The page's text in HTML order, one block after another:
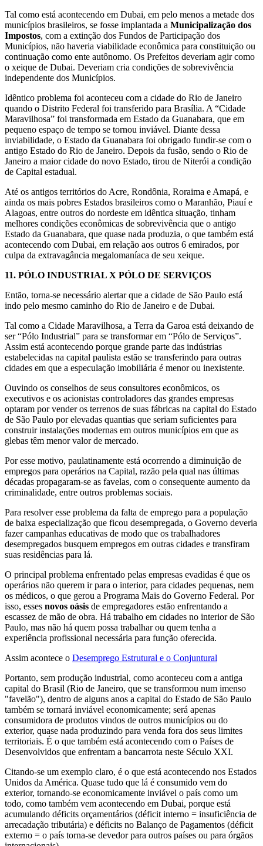
Tal como está acontecendo em Dubai, em pelo menos a metade dos
municípios brasileiros, se fosse implantada a Municipalização dos
Impostos, com a extinção dos Fundos de Participação dos
Municípios, não haveria viabilidade econômica para constituição ou
continuação como ente autônomo. Os Prefeitos deveriam agir como
o xeique de Dubai. Deveriam cria condições de sobrevivência
independente dos Municípios.
Idêntico problema foi aconteceu com a cidade do Rio de Janeiro
quando o Distrito Federal foi transferido para Brasília. A “Cidade
Maravilhosa” foi transformada em Estado da Guanabara, que em
pequeno espaço de tempo se tornou inviável. Diante dessa
inviabilidade, o Estado da Guanabara foi obrigado fundir-se com o
antigo Estado do Rio de Janeiro. Depois da fusão, sendo o Rio de
Janeiro a maior cidade do novo Estado, tirou de Niterói a condição
de Capital estadual.
Até os antigos territórios do Acre, Rondônia, Roraima e Amapá, e
ainda os mais pobres Estados brasileiros como o Maranhão, Piauí e
Alagoas, entre outros do nordeste em idêntica situação, tinham
melhores condições econômicas de sobrevivência que o antigo
Estado da Guanabara, que quase nada produzia, o que também está
acontecendo com Dubai, em relação aos outros 6 emirados, por
culpa da extravagância megalomaníaca de seu xeique.
11. PÓLO INDUSTRIAL X PÓLO DE SERVIÇOS
Então, torna-se necessário alertar que a cidade de São Paulo está
indo pelo mesmo caminho do Rio de Janeiro e de Dubai.
Tal como a Cidade Maravilhosa, a Terra da Garoa está deixando de
ser “Pólo Industrial” para se transformar em “Pólo de Serviços”.
Assim está acontecendo porque grande parte das indústrias
estabelecidas na capital paulista estão se transferindo para outras
cidades em que a especulação imobiliária é menor ou inexistente.
Ouvindo os conselhos de seus consultores econômicos, os
executivos e os acionistas controladores das grandes empresas
optaram por vender os terrenos de suas fábricas na capital do Estado
de São Paulo por elevadas quantias que seriam suficientes para
construir instalações modernas em outros municípios em que as
glebas têm menor valor de mercado.
Por esse motivo, paulatinamente está ocorrendo a diminuição de
empregos para operários na Capital, razão pela qual nas últimas
décadas propagaram-se as favelas, com o consequente aumento da
criminalidade, entre outros problemas sociais.
Para resolver esse problema da falta de emprego para a população
de baixa especialização que ficou desempregada, o Governo deveria
fazer campanhas educativas de modo que os trabalhadores
desempregados busquem empregos em outras cidades e transfiram
suas residências para lá.
O principal problema enfrentado pelas empresas evadidas é que os
operários não querem ir para o interior, para cidades pequenas, nem
os médicos, o que gerou a Programa Mais do Governo Federal. Por
isso, esses novos oásis de empregadores estão enfrentando a
escassez de mão de obra. Há trabalho em cidades no interior de São
Paulo, mas não há quem possa trabalhar ou quem tenha a
experiência profissional necessária para função oferecida.
Assim acontece o Desemprego Estrutural e o Conjuntural
Portanto, sem produção industrial, como aconteceu com a antiga
capital do Brasil (Rio de Janeiro, que se transformou num imenso
"favelão"), dentro de alguns anos a capital do Estado de São Paulo
também se tornará inviável economicamente; será apenas
consumidora de produtos vindos de outros municípios ou do
exterior, quase nada produzindo para venda fora dos seus limites
territoriais. É o que também está acontecendo com o Países de
Desenvolvidos que enfrentam a bancarrota neste Século XXI.
Citando-se um exemplo claro, é o que está acontecendo nos Estados
Unidos da América. Quase tudo que lá é consumido vem do
exterior, tornando-se economicamente inviável o país como um
todo, como também vem acontecendo em Dubai, porque está
acumulando déficits orçamentários (déficit interno = insuficiência de
arrecadação tributária) e déficits no Balanço de Pagamentos (déficit
externo = o país torna-se devedor para outros países ou para órgãos